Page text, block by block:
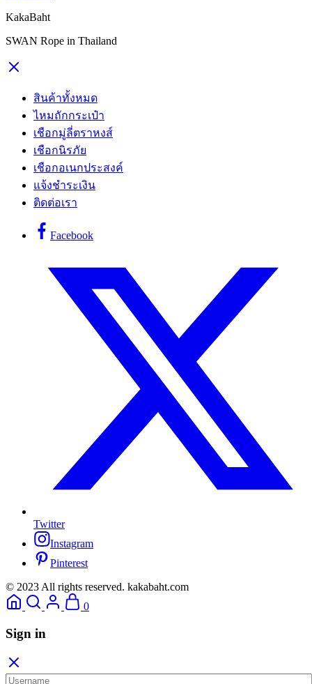
KakaBaht
SWAN Rope in Thailand
สินค้าทั้งหมด
ไหมถักกระเป๋า
เชือกมู่ลี่ตราหงส์
เชือกนิรภัย
เชือกอเนกประสงค์
แจ้งชำระเงิน
ติดต่อเรา
Facebook
Twitter
Instagram
Pinterest
© 2023 All rights reserved. kakabaht.com
0
Sign in